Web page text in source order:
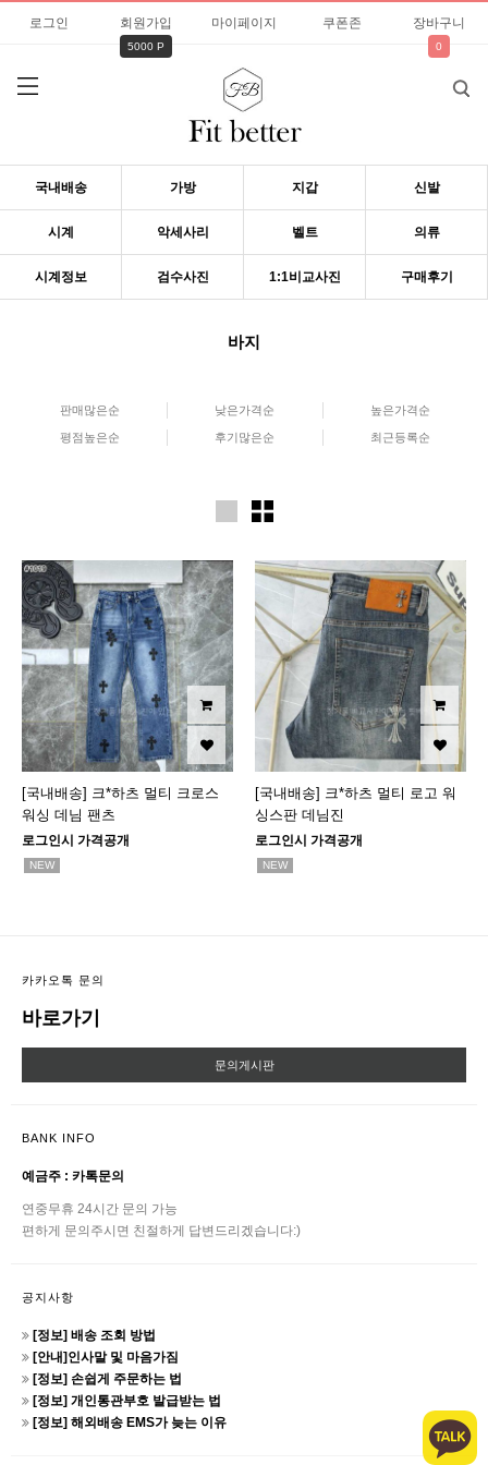
로그인 회원가입
5000 P
마이페이지 쿠폰존 장바구니
0
국내배송 가방 지갑 신발
시계 악세사리 벨트 의류
시계정보 검수사진 1:1비교사진 구매후기
바지
판매많은순 낮은가격순 높은가격순
평점높은순 후기많은순 최근등록순
[국내배송] 크*하츠 멀티 크로스
워싱 데님 팬츠
로그인시 가격공개
NEW
[국내배송] 크*하츠 멀티 로고 워
싱스판 데님진
로그인시 가격공개
NEW
카카오톡 문의
바로가기
문의게시판
BANK INFO
예금주 : 카톡문의
연중무휴 24시간 문의 가능
편하게 문의주시면 친절하게 답변드리겠습니다:)
공지사항
[정보] 배송 조회 방법
[안내]인사말 및 마음가짐
[정보] 손쉽게 주문하는 법
[정보] 개인통관부호 발급받는 법
[정보] 해외배송 EMS가 늦는 이유